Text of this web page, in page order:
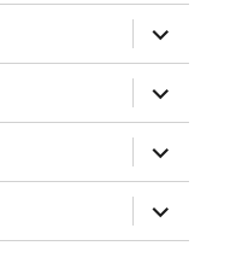
öffnen
öffnen
öffnen
öffnen